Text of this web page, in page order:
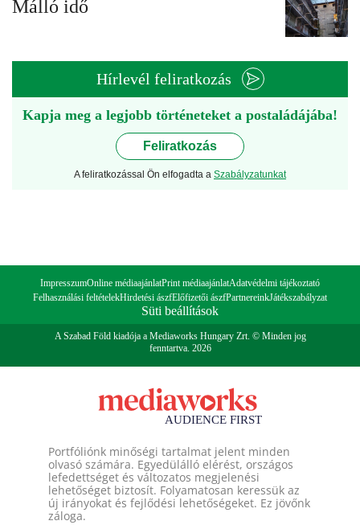
Málló idő
Hírlevél feliratkozás
Kapja meg a legjobb történeteket a postaládájába!
Feliratkozás
A feliratkozással Ön elfogadta a Szabályzatunkat
ImpresszumOnline médiaajánlatPrint médiaajánlatAdatvédelmi tájékoztató
Felhasználási feltételekHirdetési ászfElőfizetői ászfPartnereinkJátékszabályzat
Süti beállítások
A Szabad Föld kiadója a Mediaworks Hungary Zrt. © Minden jog
fenntartva. 2026
Portfóliónk minőségi tartalmat jelent minden
olvasó számára. Egyedülálló elérést, országos
lefedettséget és változatos megjelenési
lehetőséget biztosít. Folyamatosan keressük az
új irányokat és fejlődési lehetőségeket. Ez jövőnk
záloga.